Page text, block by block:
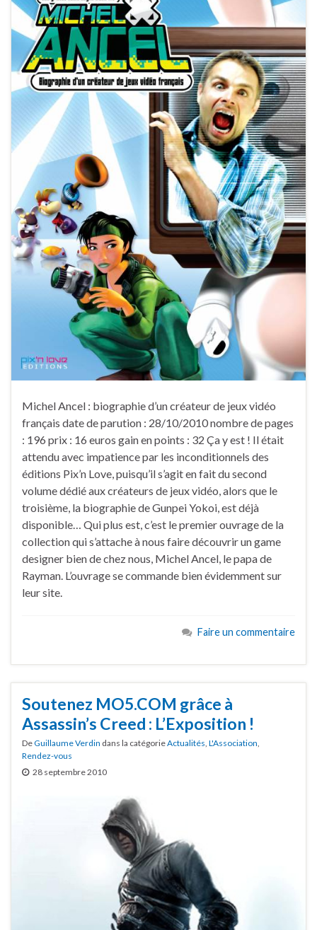
Michel Ancel : biographie d’un créateur de jeux vidéo
français date de parution : 28/10/2010 nombre de pages
: 196 prix : 16 euros gain en points : 32 Ça y est ! Il était
attendu avec impatience par les inconditionnels des
éditions Pix’n Love, puisqu’il s’agit en fait du second
volume dédié aux créateurs de jeux vidéo, alors que le
troisième, la biographie de Gunpei Yokoi, est déjà
disponible… Qui plus est, c’est le premier ouvrage de la
collection qui s’attache à nous faire découvrir un game
designer bien de chez nous, Michel Ancel, le papa de
Rayman. L’ouvrage se commande bien évidemment sur
leur site.
Faire un commentaire
Soutenez MO5.COM grâce à
Assassin’s Creed : L’Exposition !
DeGuillaume Verdin dans la catégorieActualités L'Association
Rendez-vous
28 septembre 2010